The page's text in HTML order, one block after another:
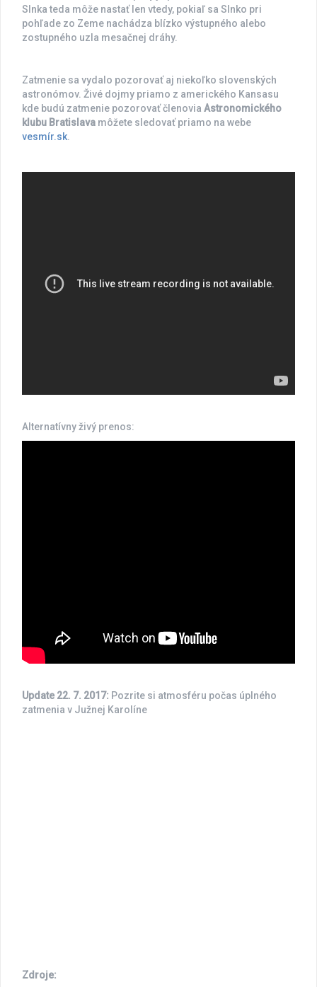
Slnka teda môže nastať len vtedy, pokiaľ sa Slnko pri
pohľade zo Zeme nachádza blízko výstupného alebo
zostupného uzla mesačnej dráhy.
Zatmenie sa vydalo pozorovať aj niekoľko slovenských
astronómov. Živé dojmy priamo z amerického Kansasu
kde budú zatmenie pozorovať členovia Astronomického
klubu Bratislava môžete sledovať priamo na webe
vesmír.sk.
Alternatívny živý prenos:
Update 22. 7. 2017: Pozrite si atmosféru počas úplného
zatmenia v Južnej Karolíne
Zdroje: